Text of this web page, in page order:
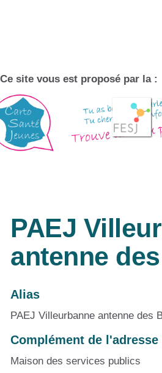
Ce site vous est proposé par la :
PAEJ
antenne
Alias
PAEJ Villeurbanne antenne des
Complément de
Maison des services publics